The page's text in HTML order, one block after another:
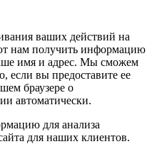
ваших действий на
нам получить информацию
имя и адрес. Мы сможем
если вы предоставите ее
браузере о
автоматически.
для анализа
для наших клиентов.